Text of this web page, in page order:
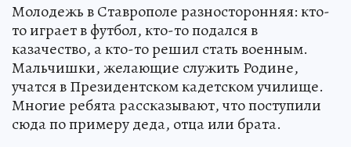
Молодежь в Ставрополе разносторонняя: кто-
то играет в футбол, кто-то подался в
казачество, а кто-то решил стать военным.
Мальчишки, желающие служить Родине,
учатся в Президентском кадетском училище.
Многие ребята рассказывают, что поступили
сюда по примеру деда, отца или брата.